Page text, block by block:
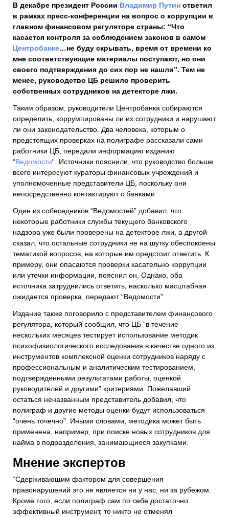
В декабре президент России Владимир Путин ответил
в рамках пресс-конференции на вопрос о коррупции в
главном финансовом регуляторе страны: “Что
касается контроля за соблюдением законов в самом
Центробанке…не буду скрывать, время от времени ко
мне соответствующие материалы поступают, но они
своего подтверждения до сих пор не нашли”. Тем не
менее, руководство ЦБ решило проверить
собственных сотрудников на детекторе лжи.
Таким образом, руководители Центробанка собираются
определить, коррумпированы ли их сотрудники и нарушают
ли они законодательство. Два человека, которым о
предстоящих проверках на полиграфе рассказали сами
работники ЦБ, передали информацию изданию
“Ведомости“. Источники пояснили, что руководство больше
всего интересуют кураторы финансовых учреждений и
уполномоченные представители ЦБ, поскольку они
непосредственно контактируют с банками.
Один из собеседников “Ведомостей” добавил, что
некоторые работники службы текущего банковского
надзора уже были проверены на детекторе лжи, а другой
сказал, что остальные сотрудники не на шутку обеспокоены
тематикой вопросов, на которые им предстоит ответить. К
примеру, они опасаются проверки касательно коррупции
или утечки информации, пояснил он. Однако, оба
источника затруднились ответить, насколько масштабная
ожидается проверка, передают “Ведомости”.
Издание также поговорило с представителем финансового
регулятора, который сообщил, что ЦБ “в течение
нескольких месяцев тестирует использование методик
психофизиологического исследования в качестве одного из
инструментов комплексной оценки сотрудников наряду с
профессиональным и аналитическим тестированием,
подтвержденными результатами работы, оценкой
руководителей и другими” критериями. Пожелавший
остаться неназванным представитель добавил, что
полиграф и другие методы оценки будут использоваться
“очень точечно”. Иными словами, методика может быть
применена, например, при поиске новых сотрудников для
найма в подразделения, занимающиеся закупками.
Мнение экспертов
“Сдерживающим фактором для совершения
правонарушений это не является ни у нас, ни за рубежом.
Кроме того, если полиграф сам по себе достаточно
эффективный инструмент, то никто не отменял